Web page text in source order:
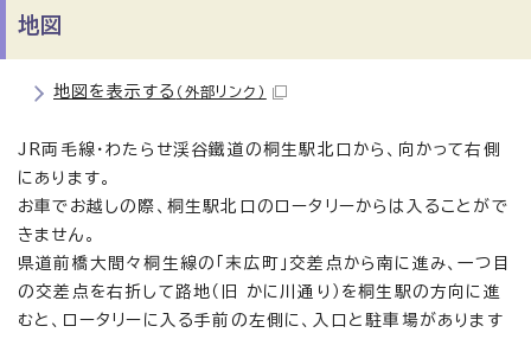
地図
地図を表示する （外部リンク）
JR両毛線・わたらせ渓谷鐵道の桐生駅北口から、向かって右側
にあります。
お車でお越しの際、桐生駅北口のロータリーからは入ることがで
きません。
県道前橋大間々桐生線の「末広町」交差点から南に進み、一つ目
の交差点を右折して路地（旧 かに川通り）を桐生駅の方向に進
むと、ロータリーに入る手前の左側に、入口と駐車場があります